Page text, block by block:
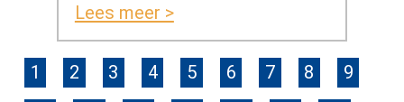
Lees meer >
1 2 3 4 5 6 7 8
9